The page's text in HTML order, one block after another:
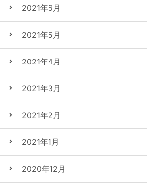
2021年6月
2021年5月
2021年4月
2021年3月
2021年2月
2021年1月
2020年12月